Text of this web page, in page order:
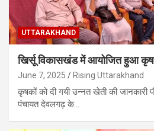
UTTARAKHAND
खिर्सू विकासखंड में आयोजित हुआ
June 7, 2025 Rising Uttarakhand
कृषकों को दी गयी उन्नत खेती की जानकारी
पंचायत देवलगढ़ के…